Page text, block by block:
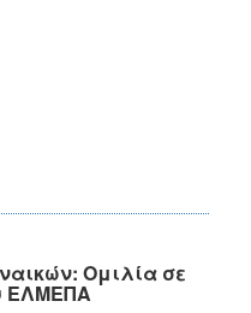
Ομιλία σε
ΕΛΜΕΠΑ